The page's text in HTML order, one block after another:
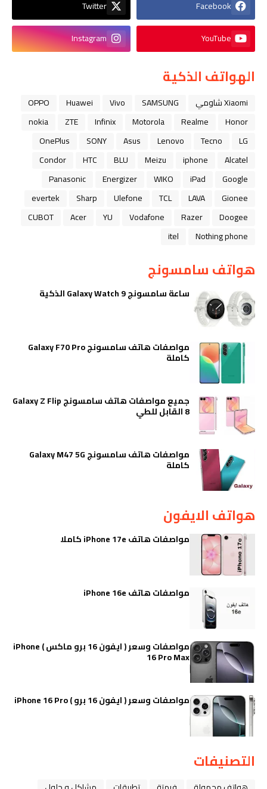
Facebook
Twitter
YouTube
Instagram
الهواتف الذكية
Xiaomi شاومي SAMSUNG
Vivo
Huawei
OPPO
Honor
Realme
Motorola
Infinix
ZTE
nokia
LG
Tecno
Lenovo
Asus
SONY
OnePlus
Alcatel
iphone
Meizu
BLU
HTC
Condor
Google
iPad
WIKO
Energizer
Panasonic
Gionee
LAVA
TCL
Ulefone
Sharp
evertek
Doogee
Razer
Vodafone
YU
Acer
CUBOT
Nothing phone
itel
هواتف سامسونج
ساعة سامسونج Galaxy Watch 9 الذكية
مواصفات هاتف سامسونج Galaxy F70 Pro
كاملة
جميع مواصفات هاتف سامسونج Galaxy Z Flip
8 القابل للطي
مواصفات هاتف سامسونج Galaxy M47 5G
كاملة
هواتف الايفون
مواصفات هاتف iPhone 17e كاملا
مواصفات هاتف iPhone 16e
مواصفات وسعر ( ايفون 16 برو ماكس ) iPhone
16 Pro Max
مواصفات وسعر ( ايفون 16 برو ) iPhone 16 Pro
التصنيفات